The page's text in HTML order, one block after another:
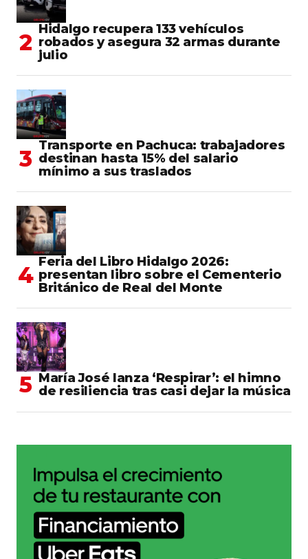
Hidalgo recupera 133 vehículos
robados y asegura 32 armas durante
julio
Transporte en Pachuca: trabajadores
destinan hasta 15% del salario
mínimo a sus traslados
Feria del Libro Hidalgo 2026:
presentan libro sobre el Cementerio
Británico de Real del Monte
María José lanza ‘Respirar’: el himno
de resiliencia tras casi dejar la música